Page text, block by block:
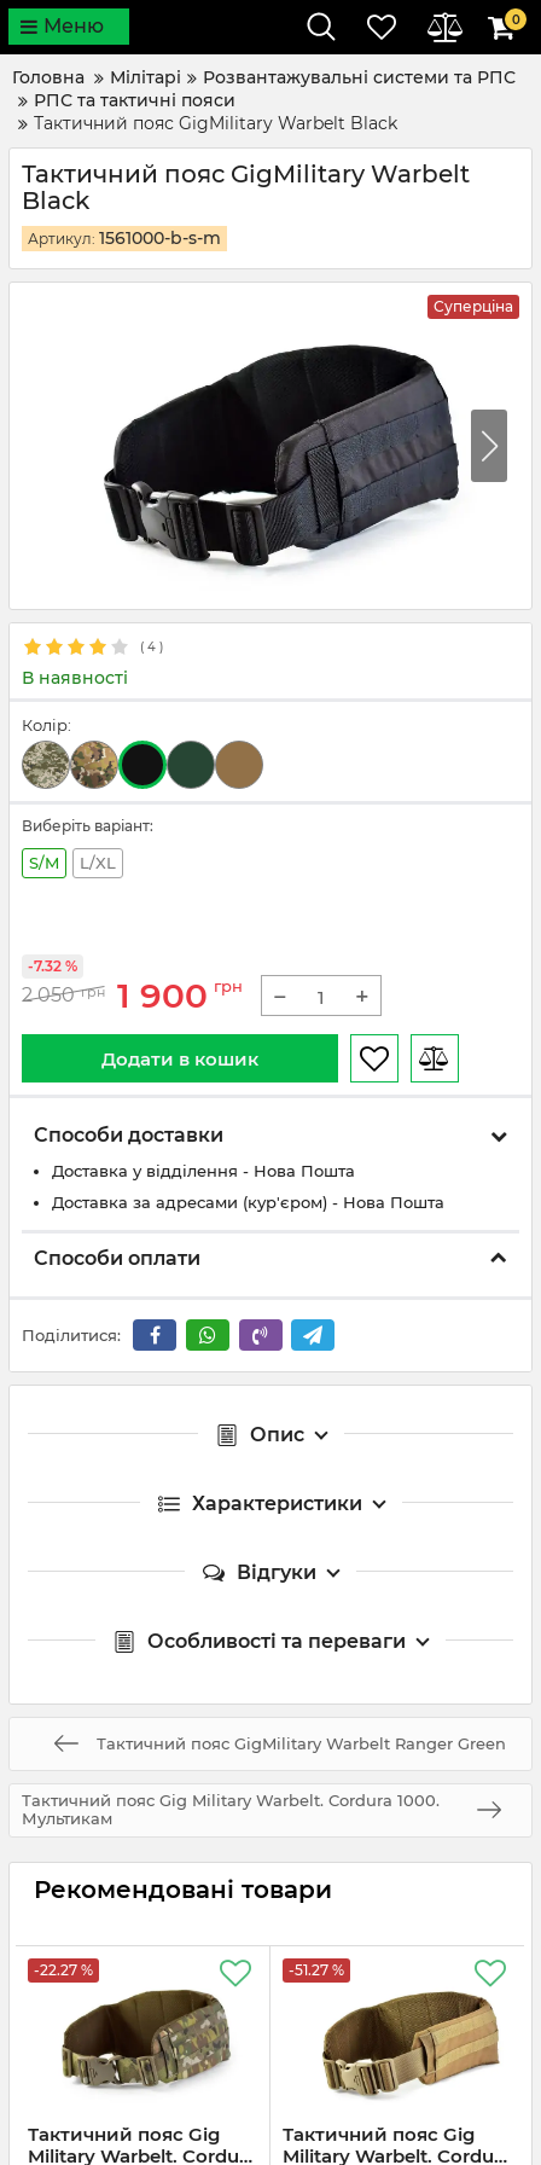
Меню 0
Головна Мілітарі
Розвантажувальні системи та РПС
РПС та тактичні пояси
Тактичний пояс GigMilitary Warbelt Black
Тактичний пояс GigMilitary Warbelt
Black
Артикул: 1561000-b-s-m
Суперціна
( 4 )
В наявності
Колір:
Виберіть варіант:
S/M L/XL
2 050 грн 1 900 грн
-7.32 %
− +
Додати в кошик
Способи доставки
Доставка у відділення - Нова Пошта
Доставка за адресами (кур'єром) - Нова Пошта
Способи оплати
Поділитися:
Опис
Характеристики
Відгуки
Особливості та переваги
Тактичний пояс GigMilitary Warbelt Ranger Green
Тактичний пояс Gig Military Warbelt. Cordura 1000.
Мультикам
Рекомендовані товари
-22.27 %
Тактичний пояс Gig
Military Warbelt. Cordura
-51.27 %
Тактичний пояс Gig
Military Warbelt. Cordura